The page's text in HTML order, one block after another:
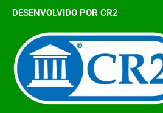
DESENVOLVIDO POR CR2